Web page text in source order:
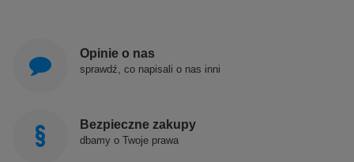
Opinie o nas
sprawdź, co napisali o nas inni
Bezpieczne zakupy
dbamy o Twoje prawa